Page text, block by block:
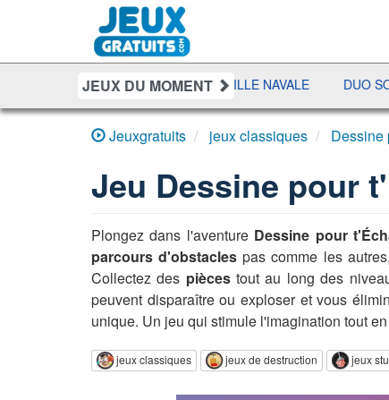
JEUX DU MOMENT
SHERIFF POKER BATAILLE NAVALE DUO
Jeuxgratuits jeux classiques
Jeu Dessine pour
Plongez dans l'aventure Dessine pour
parcours d'obstacles pas comme les
Collectez des piècestout au long des
peuvent disparaître ou exploser et vous
unique. Un jeu qui stimule l'imagination tout
jeux classiques jeux de destruction jeux